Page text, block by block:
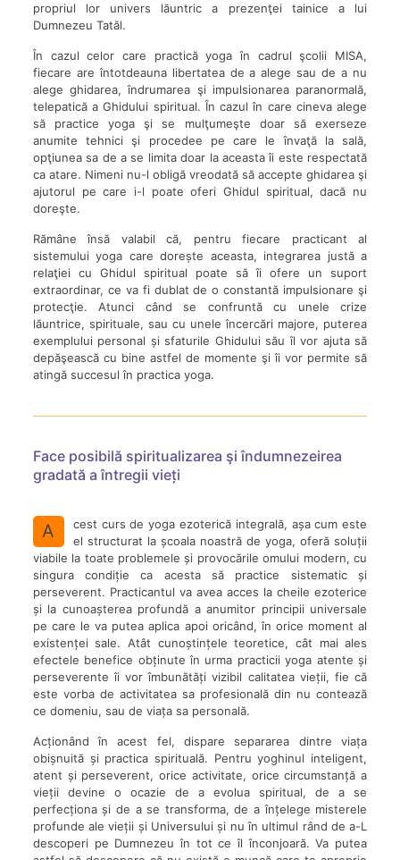
propriul lor univers lăuntric a prezenţei tainice a lui
Dumnezeu Tatăl.
În cazul celor care practică yoga în cadrul şcolii MISA,
fiecare are întotdeauna libertatea de a alege sau de a nu
alege ghidarea, îndrumarea şi impulsionarea paranormală,
telepatică a Ghidului spiritual. În cazul în care cineva alege
să practice yoga şi se mulţumeşte doar să exerseze
anumite tehnici şi procedee pe care le învaţă la sală,
opţiunea sa de a se limita doar la aceasta îi este respectată
ca atare. Nimeni nu-l obligă vreodată să accepte ghidarea şi
ajutorul pe care i-l poate oferi Ghidul spiritual, dacă nu
doreşte.
Rămâne însă valabil că, pentru fiecare practicant al
sistemului yoga care dorește aceasta, integrarea justă a
relaţiei cu Ghidul spiritual poate să îi ofere un suport
extraordinar, ce va fi dublat de o constantă impulsionare şi
protecţie. Atunci când se confruntă cu unele crize
lăuntrice, spirituale, sau cu unele încercări majore, puterea
exemplului personal și sfaturile Ghidului său îl vor ajuta să
depăşească cu bine astfel de momente şi îi vor permite să
atingă succesul în practica yoga.
Face posibilă spiritualizarea şi îndumnezeirea
gradată a întregii vieți
A
cest curs de yoga ezoterică integrală, așa cum este
el structurat la școala noastră de yoga, oferă soluții
viabile la toate problemele și provocările omului modern, cu
singura condiție ca acesta să practice sistematic și
perseverent. Practicantul va avea acces la cheile ezoterice
și la cunoașterea profundă a anumitor principii universale
pe care le va putea aplica apoi oricând, în orice moment al
existenței sale. Atât cunoștințele teoretice, cât mai ales
efectele benefice obținute în urma practicii yoga atente și
perseverente îi vor îmbunătăți vizibil calitatea vieții, fie că
este vorba de activitatea sa profesională din nu contează
ce domeniu, sau de viața sa personală.
Acționând în acest fel, dispare separarea dintre viața
obișnuită și practica spirituală. Pentru yoghinul inteligent,
atent și perseverent, orice activitate, orice circumstanță a
vieții devine o ocazie de a evolua spiritual, de a se
perfecționa și de a se transforma, de a înțelege misterele
profunde ale vieții și Universului și nu în ultimul rând de a-L
descoperi pe Dumnezeu în tot ce îl înconjoară. Va putea